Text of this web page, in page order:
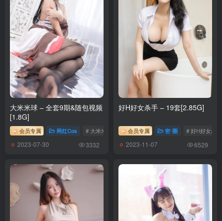
大米米球 – 全套9期&随包视频
[1.8G]
会员专属 网红Cos # 大米米球
2023-07-30 3332
好H好女杀手 – 19套[2.85G]
会员专属 密⋅圈 # 好H好女杀手
2023-11-07 6529